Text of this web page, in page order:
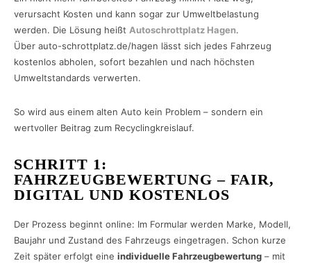
verursacht Kosten und kann sogar zur Umweltbelastung
werden. Die Lösung heißt Autoschrottplatz Hagen.
Über auto-schrottplatz.de/hagen lässt sich jedes Fahrzeug
kostenlos abholen, sofort bezahlen und nach höchsten
Umweltstandards verwerten.
So wird aus einem alten Auto kein Problem – sondern ein
wertvoller Beitrag zum Recyclingkreislauf.
SCHRITT 1:
FAHRZEUGBEWERTUNG – FAIR,
DIGITAL UND KOSTENLOS
Der Prozess beginnt online: Im Formular werden Marke, Modell,
Baujahr und Zustand des Fahrzeugs eingetragen. Schon kurze
Zeit später erfolgt eine individuelle Fahrzeugbewertung – mit